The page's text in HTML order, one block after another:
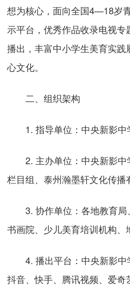
想为核心，面向全国4—18岁
示平台，优秀作品收录电视
播出，丰富中小学生美育实
心文化。
二、组织架构
1. 指导单位：中央新影中
2. 主办单位：中央新影中
栏目组、泰州瀚墨轩文化传播
3. 协作单位：各地教育局
书画院、少儿美育培训机构、
4. 播出平台：中央新影中
抖音、快手、腾讯视频、爱奇